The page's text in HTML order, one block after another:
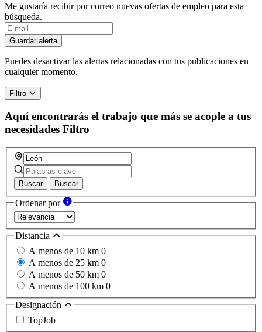
Me gustaría recibir por correo nuevas ofertas de empleo para esta
búsqueda.
If
you
are
a
human,
ignore
this
field
Guardar alerta
Puedes desactivar las alertas relacionadas con tus publicaciones en
cualquier momento.
Filtro
Aquí encontrarás el trabajo que más se acople a tus
necesidades Filtro
Buscar Buscar
Ordenar por
Distancia
A menos de 10 km 0
A menos de 25 km 0
A menos de 50 km 0
A menos de 100 km 0
Designación
TopJob